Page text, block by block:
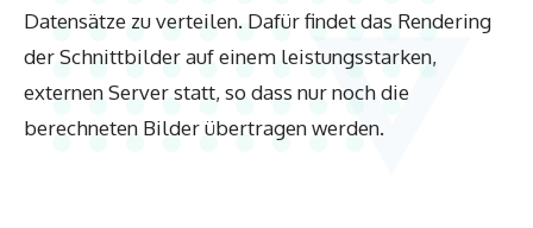
Datensätze zu verteilen. Dafür findet das Rendering
der Schnittbilder auf einem leistungsstarken,
externen Server statt, so dass nur noch die
berechneten Bilder übertragen werden.